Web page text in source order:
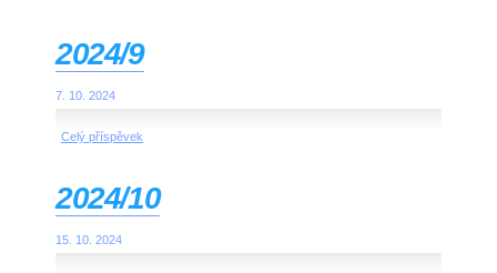
2024/9
7. 10. 2024
Celý příspěvek
2024/10
15. 10. 2024